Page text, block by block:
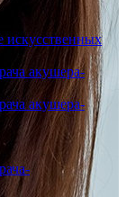
искусственных
акушера-
акушера-